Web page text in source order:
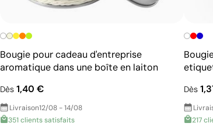
Bougie pour cadeau d'entreprise
aromatique dans une boîte en laiton
Dès1,40 €
Livraison12/08 - 14/08
351 clients satisfaits
Dès
217